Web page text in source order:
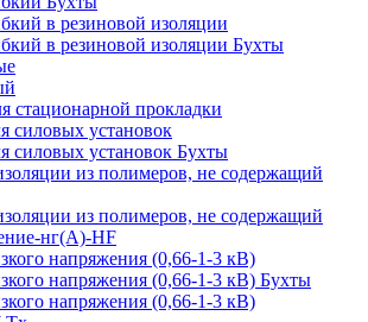
в резиновой изоляции
в резиновой изоляции Бухты
стационарной прокладки
силовых установок
силовых установок Бухты
из полимеров, не содержащий
из полимеров, не содержащий
нг(А)-HF
напряжения (0,66-1-3 кВ)
напряжения (0,66-1-3 кВ) Бухты
напряжения (0,66-1-3 кВ)